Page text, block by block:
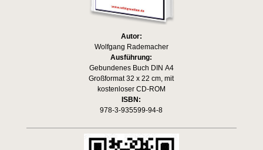
Autor:
Wolfgang Rademacher
Ausführung:
Gebundenes Buch DIN A4
Großformat 32 x 22 cm, mit
kostenloser CD-ROM
ISBN:
978-3-935599-94-8